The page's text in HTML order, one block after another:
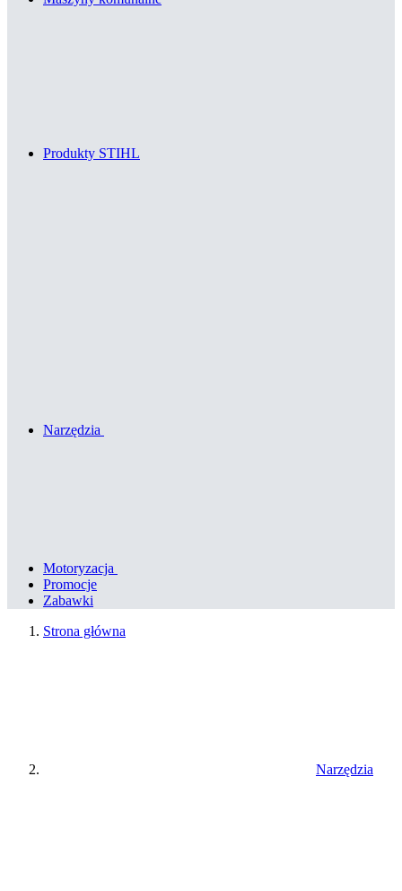
Produkty STIHL
Narzędzia
Motoryzacja
Promocje
Zabawki
Strona główna
Narzędzia